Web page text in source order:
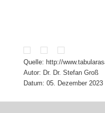
Quelle: http://
Autor: Dr. Dr. Stefan Groß
Datum: 05. Dezember 2023